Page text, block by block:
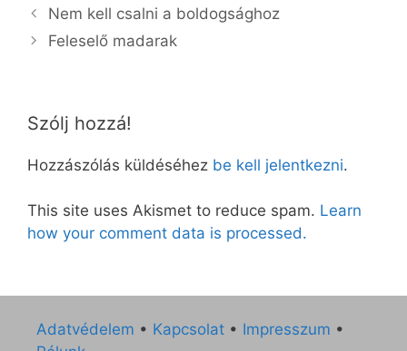
Nem kell csalni a boldogsághoz
Feleselő madarak
Szólj hozzá!
Hozzászólás küldéséhez be kell jelentkezni.
This site uses Akismet to reduce spam. Learn
how your comment data is processed.
Adatvédelem • Kapcsolat • Impresszum •